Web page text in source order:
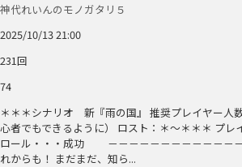
神代れいんのモノガタリ５
2025/10/13 21:00
231回
74
＊＊＊シナリオ 新『雨の国』 推奨プレイヤー人
心者でもできるように） ロスト：＊～＊＊＊ プレ
ロール・・・成功 －－－－－－－－－－－－－
れからも！ まだまだ、知ら...